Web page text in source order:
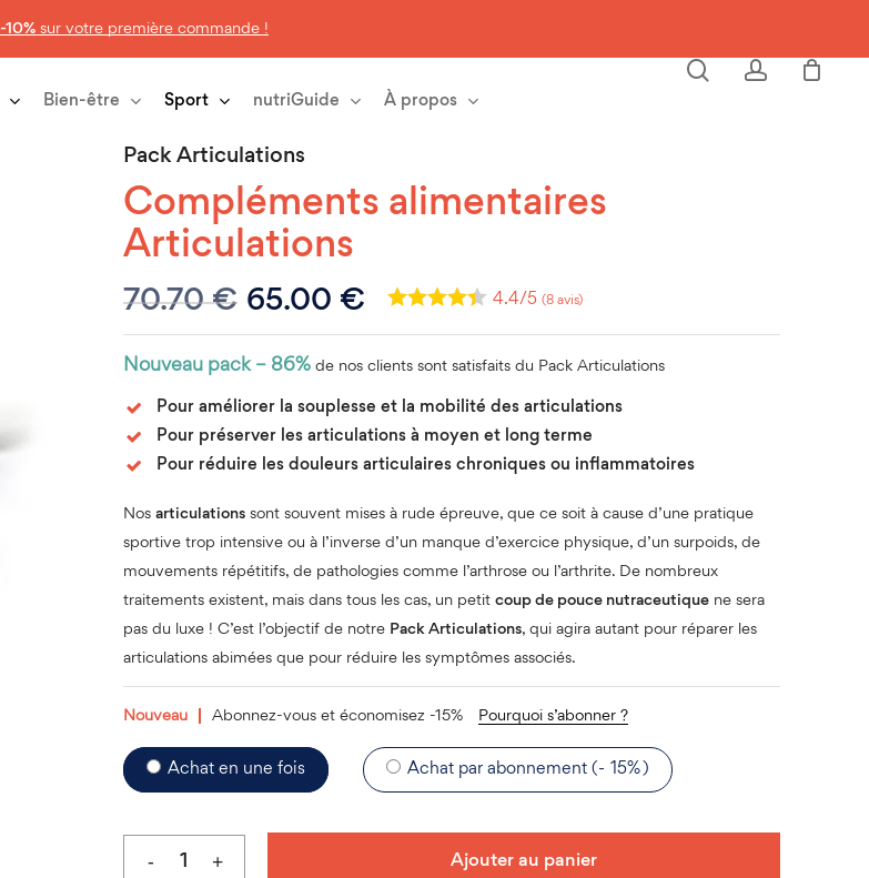
-10%sur votre première commande !
Bien-être Sport nutriGuide À propos
searchaccount
Panier
Cart
Pack Articulations
Compléments alimentaires
Articulations
70.70€ Le
prix
initial
était :
70.70 €.
65.00 €Le
prix
actuel
est :
65.00 €.
4.4/5 (8 avis)
Nouveau pack – 86% de nos clients sont satisfaits du Pack Articulations
Pour améliorer la souplesse et la mobilité des articulations
Pour préserver les articulations à moyen et long terme
Pour réduire les douleurs articulaires chroniques ou inflammatoires
Nos articulationssont souvent mises à rude épreuve, que ce soit à cause d’une pratique
sportive trop intensive ou à l’inverse d’un manque d’exercice physique, d’un surpoids, de
mouvements répétitifs, de pathologies comme l’arthrose ou l’arthrite. De nombreux
traitements existent, mais dans tous les cas, un petit coup de pouce nutraceutiquene sera
pas du luxe ! C’est l’objectif de notre Pack Articulations, qui agira autant pour réparer les
articulations abimées que pour réduire les symptômes associés.
Nouveau Abonnez-vous et économisez -15% Pourquoi s’abonner ?
Choose
type
Achat en une fois Achat par abonnement (- 15%)
Ajouter au panier